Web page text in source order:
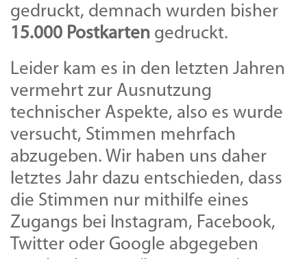
gedruckt, demnach wurden bisher
15.000 Postkarten gedruckt.
Leider kam es in den letzten Jahren
vermehrt zur Ausnutzung
technischer Aspekte, also es wurde
versucht, Stimmen mehrfach
abzugeben. Wir haben uns daher
letztes Jahr dazu entschieden, dass
die Stimmen nur mithilfe eines
Zugangs bei Instagram, Facebook,
Twitter oder Google abgegeben